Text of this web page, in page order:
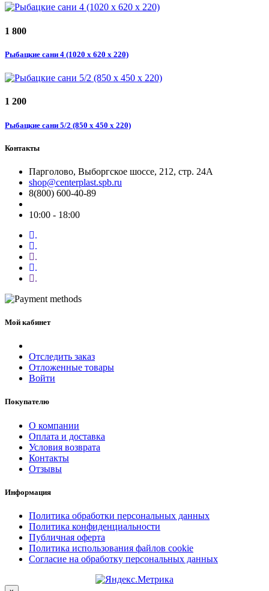
1 800
Рыбацкие сани 4 (1020 х 620 х 220)
1 200
Рыбацкие сани 5/2 (850 х 450 х 220)
Контакты
Парголово, Выборгское шоссе, 212, стр. 24А
shop@centerplast.spb.ru
8(800) 600-40-89
10:00 - 18:00
.
.
.
.
.
Мой кабинет
Отследить заказ
Отложенные товары
Войти
Покупателю
О компании
Оплата и доставка
Условия возврата
Контакты
Отзывы
Информация
Политика обработки персональных данных
Политика конфиденциальности
Публичная оферта
Политика использования файлов cookie
Согласие на обработку персональных данных